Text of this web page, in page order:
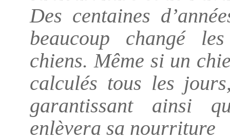
Des centaines
beaucoup changé
chiens. Même si un
calculés tous les
garantissant ainsi
enlèvera sa nourriture